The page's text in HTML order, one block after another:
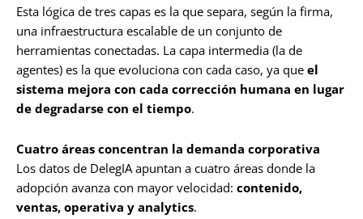
Esta lógica de tres capas es la que separa, según la firma,
una infraestructura escalable de un conjunto de
herramientas conectadas. La capa intermedia (la de
agentes) es la que evoluciona con cada caso, ya que el
sistema mejora con cada corrección humana en lugar
de degradarse con el tiempo.
Cuatro áreas concentran la demanda corporativa
Los datos de DelegIA apuntan a cuatro áreas donde la
adopción avanza con mayor velocidad: contenido,
ventas, operativa y analytics.